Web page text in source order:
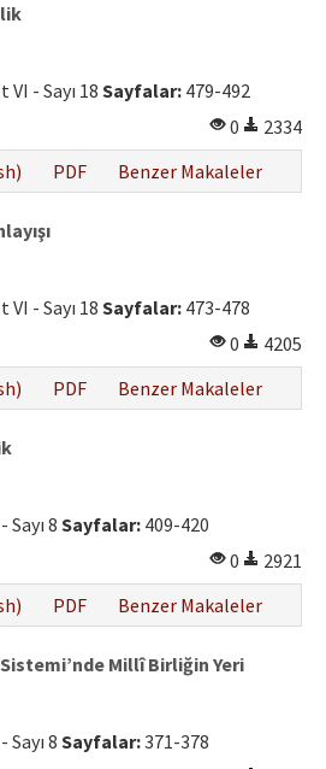
- Sayı 18 Sayfalar: 479-492
0
2334
PDF Benzer Makaleler
- Sayı 18 Sayfalar: 473-478
0
4205
PDF Benzer Makaleler
8 Sayfalar: 409-420
0
2921
PDF Benzer Makaleler
Millî Birliğin Yeri
8 Sayfalar:371-378